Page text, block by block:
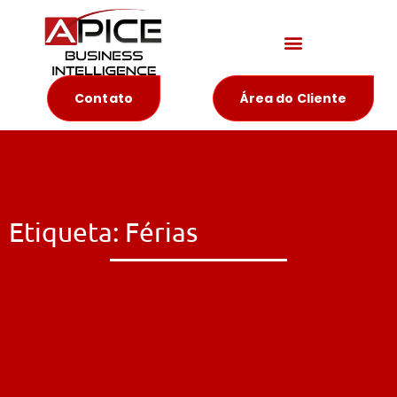
Contato Área do Cliente
Etiqueta: Férias